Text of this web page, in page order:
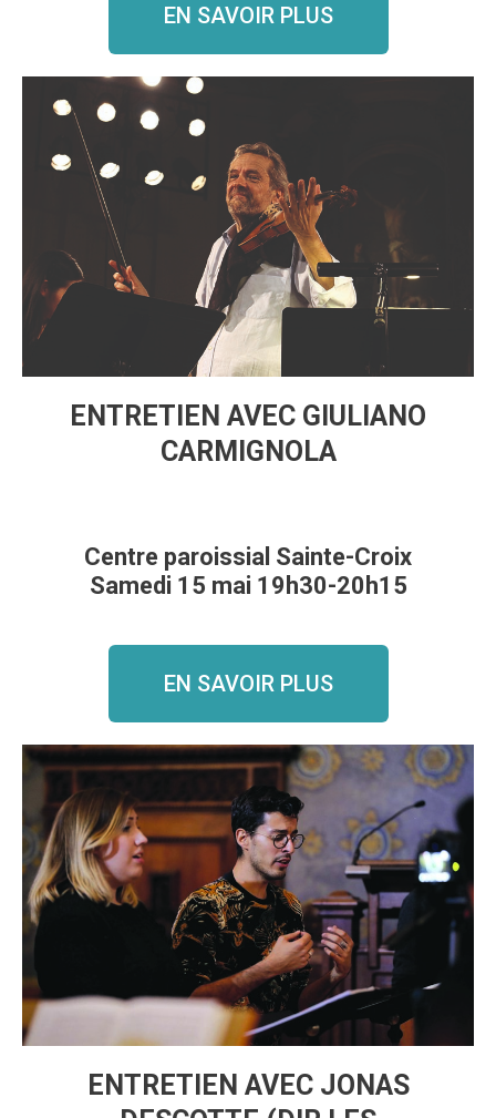
EN SAVOIR PLUS
ENTRETIEN AVEC GIULIANO
CARMIGNOLA
Centre paroissial Sainte-Croix
Samedi 15 mai 19h30-20h15
EN SAVOIR PLUS
ENTRETIEN AVEC JONAS